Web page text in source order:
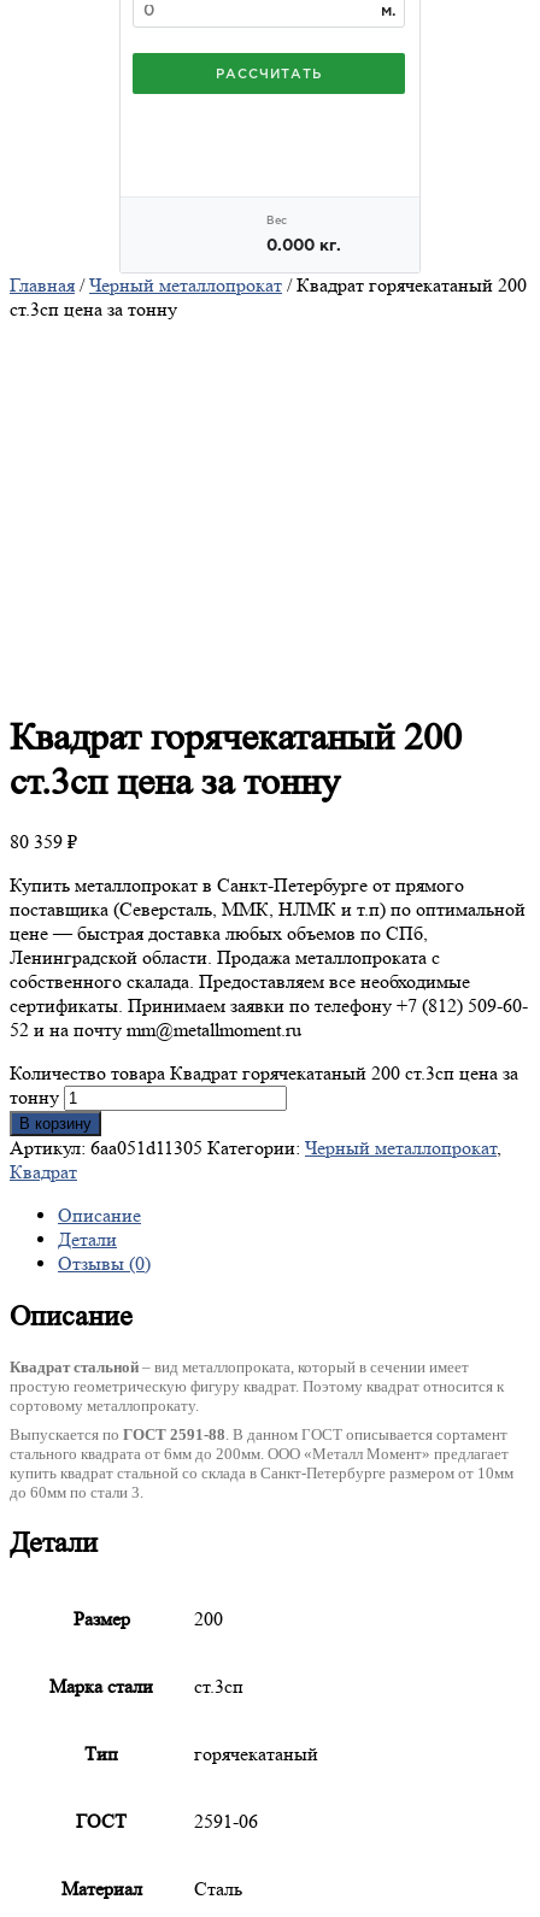
Главная /Черный металлопрокат / Квадрат горячекатаный 200
ст.3сп цена за тонну
Квадратгорячекатаный 200
ст.3сп цена за тонну
80 359 ₽
Купить металлопрокат в Санкт-Петербурге от прямого
поставщика (Северсталь, ММК, НЛМК и т.п) по оптимальной
цене — быстрая доставка любых объемов по СПб,
Ленинградской области. Продажа металлопроката с
собственного скалада. Предоставляем все необходимые
сертификаты. Принимаем заявки по телефону +7 (812) 509-60-
52 и на почту mm@metallmoment.ru
Количество товара Квадрат горячекатаный 200 ст.3сп цена за
тонну
В корзину
Артикул: 6aa051d11305 Категории: Черный металлопрокат,
Квадрат
Описание
Детали
Отзывы (0)
Описание
Квадрат стальной – вид металлопроката, который в сечении имеет
простую геометрическую фигуру квадрат. Поэтому квадрат относится к
сортовому металлопрокату.
Выпускается по ГОСТ 2591-88. В данном ГОСТ описывается сортамент
стального квадрата от 6мм до 200мм. ООО «Металл Момент» предлагает
купить квадрат стальной со склада в Санкт-Петербурге размером от 10мм
до 60мм по стали 3.
Детали
Размер 200
Марка стали ст.3сп
Тип горячекатаный
ГОСТ 2591-06
Материал Сталь